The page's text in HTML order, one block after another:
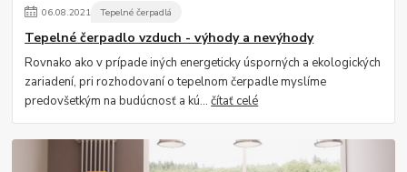
06.08.2021 Tepelné čerpadlá
Tepelné čerpadlo vzduch - výhody a nevýhody
Rovnako ako v prípade iných energeticky úsporných a ekologických
zariadení, pri rozhodovaní o tepelnom čerpadle myslíme
predovšetkým na budúcnosť a kú...čítať celé